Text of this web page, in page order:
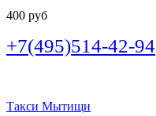
400 руб
+7(495)514-42-94
Такси Мытищи